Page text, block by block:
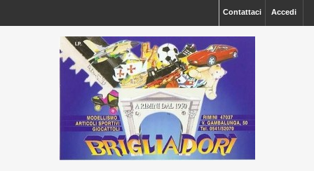
Accedi
Contattaci